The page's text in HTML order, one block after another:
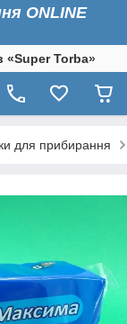
ONLINE
«Super Torba»
для прибирання